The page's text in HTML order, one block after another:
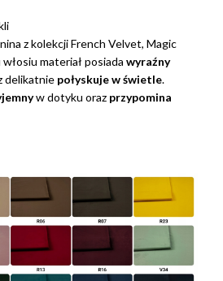
z kolekcji French Velvet, Magic
materiał posiada wyraźny
delikatnie połyskuje w świetle.
w dotyku oraz przypomina